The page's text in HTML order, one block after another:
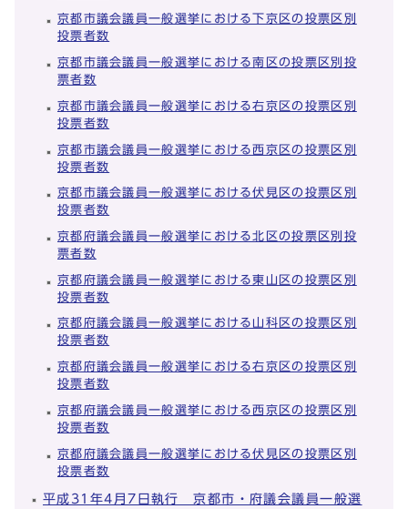
京都市議会議員一般選挙における下京区の投票区別
投票者数
京都市議会議員一般選挙における南区の投票区別投
票者数
京都市議会議員一般選挙における右京区の投票区別
投票者数
京都市議会議員一般選挙における西京区の投票区別
投票者数
京都市議会議員一般選挙における伏見区の投票区別
投票者数
京都府議会議員一般選挙における北区の投票区別投
票者数
京都府議会議員一般選挙における東山区の投票区別
投票者数
京都府議会議員一般選挙における山科区の投票区別
投票者数
京都府議会議員一般選挙における右京区の投票区別
投票者数
京都府議会議員一般選挙における西京区の投票区別
投票者数
京都府議会議員一般選挙における伏見区の投票区別
投票者数
平成31年4月7日執行 京都市・府議会議員一般選